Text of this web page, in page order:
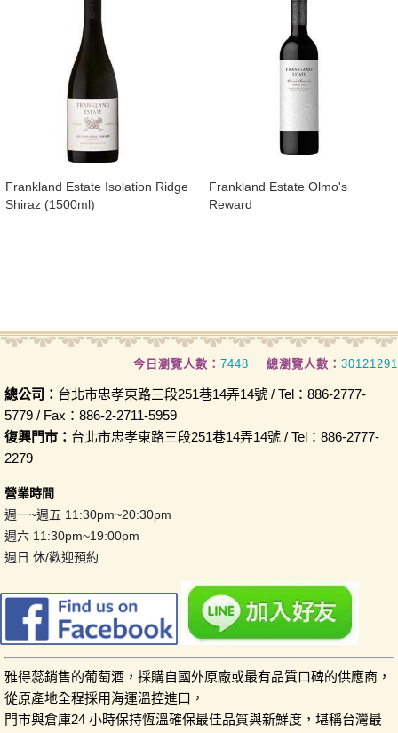
Frankland Estate Isolation Ridge
Shiraz (1500ml)
Frankland Estate Olmo's
Reward
今日瀏覽人數： 7448 總瀏覽人數： 30121291
總公司： 台北市忠孝東路三段251巷14弄14號 / Tel：886-2777-
5779 / Fax：886-2-2711-5959
復興門市： 台北市忠孝東路三段251巷14弄14號 / Tel：886-2777-
2279
營業時間
週一~週五 11:30pm~20:30pm
週六 11:30pm~19:00pm
週日 休/歡迎預約
雅得蕊銷售的葡萄酒，採購自國外原廠或最有品質口碑的供應商，
從原產地全程採用海運溫控進口，
門市與倉庫24 小時保持恆溫確保最佳品質與新鮮度，堪稱台灣最